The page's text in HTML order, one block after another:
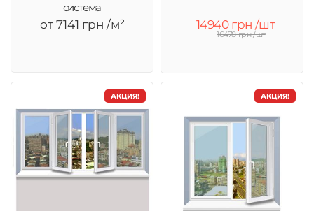
система
от 7141 грн /м² 14940 грн /шт
16478 грн /шт
АКЦИЯ! АКЦИЯ!